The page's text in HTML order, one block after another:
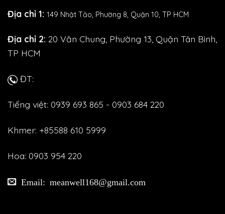
Địa chỉ 1: 149 Nhật Tảo, Phường 8, Quận 10, TP HCM
Địa chỉ 2: 20 Văn Chung, Phường 13, Quận Tân Bình,
TP HCM
ĐT:
Tiếng việt: 0939 693 865 - 0903 684 220
Khmer: +85588 610 5999
Hoa: 0903 954 220
Email: meanwell168@gmail.com